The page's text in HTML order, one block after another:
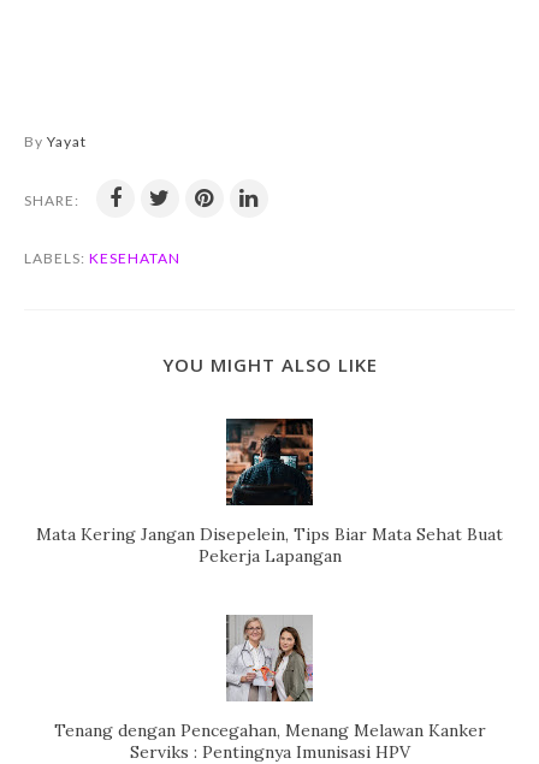
By Yayat
SHARE:
LABELS: KESEHATAN
YOU MIGHT ALSO LIKE
Mata Kering Jangan Disepelein, Tips Biar Mata Sehat Buat
Pekerja Lapangan
Tenang dengan Pencegahan, Menang Melawan Kanker
Serviks : Pentingnya Imunisasi HPV